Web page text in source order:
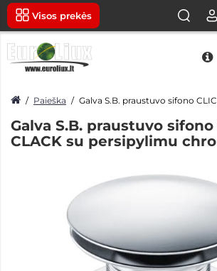
Visos prekės
Paieška Galva S.B. praustuvo sifono
Galva S.B. praustuvo sifono
CLACK su persipylimu